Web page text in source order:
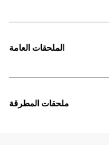
الملحقات العامة
ملحقات المطرقة